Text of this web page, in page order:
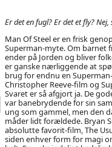
Er det en fugl? Er det et fly?
Man Of Steel er en frisk
Superman-myte. Om barnet
ender på Jorden og bliver
er ganske nærliggende at
brug for endnu en
Christopher Reeve-film og
Svaret er så afgjort ja. De
var banebrydende for sin
ung som gammel, men den
måder lidt forældede. Bryan
absolutte favorit-film, The
siden enhver form for magi